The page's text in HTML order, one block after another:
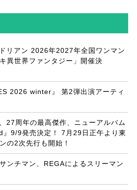
リアン 2026年2027年全国ワンマン
異世界ファンタジー」開催決
2026 winter』 第2弾出演アーティ
27周年の最高傑作、ニューアルバム
9/9発売決定！ 7月29日正午より東
の2次先行も開始！
ンチマン、REGAによるスリーマン